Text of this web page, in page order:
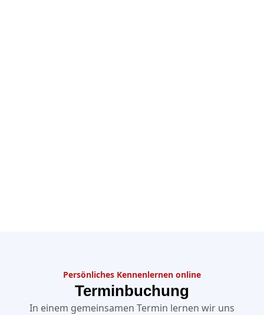
Persönliches Kennenlernen online
Terminbuchung
In einem gemeinsamen Termin lernen wir uns